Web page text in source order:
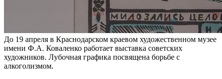
До 19 апреля в Краснодарском краевом художественном музее
имени Ф.А. Коваленко работает выставка советских
художников. Лубочная графика посвящена борьбе с
алкоголизмом.